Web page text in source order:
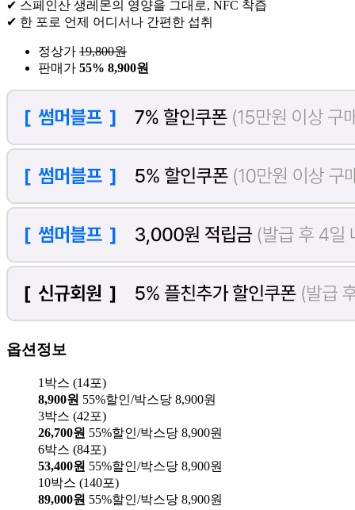
✔ 스페인산 생레몬의 영양을 그대로, NFC 착즙
✔ 한 포로 언제 어디서나 간편한 섭취
정상가 19,800원
판매가 55% 8,900원
옵션정보
1박스 (14포)
8,900원 55%할인/박스당 8,900원
3박스 (42포)
26,700원 55%할인/박스당 8,900원
6박스 (84포)
53,400원 55%할인/박스당 8,900원
10박스 (140포)
89,000원 55%할인/박스당 8,900원